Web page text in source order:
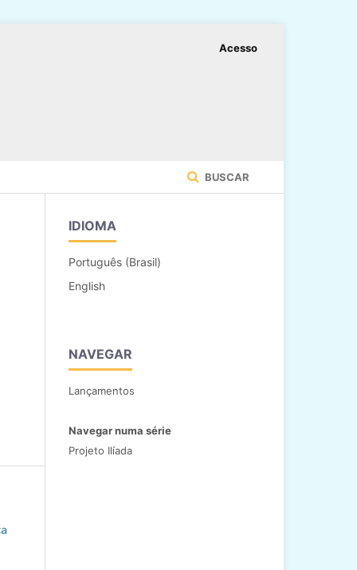
BUSCAR
Acesso
IDIOMA
Português (Brasil)
English
NAVEGAR
Lançamentos
Navegar numa série
Projeto Ilíada